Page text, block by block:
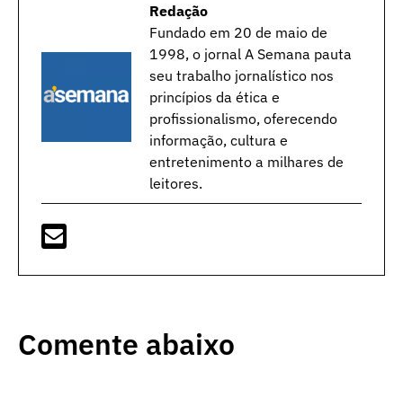
Redação
Fundado em 20 de maio de
1998, o jornal A Semana pauta
seu trabalho jornalístico nos
princípios da ética e
profissionalismo, oferecendo
informação, cultura e
entretenimento a milhares de
leitores.
Comente abaixo